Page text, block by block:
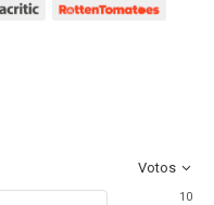
Votos
10